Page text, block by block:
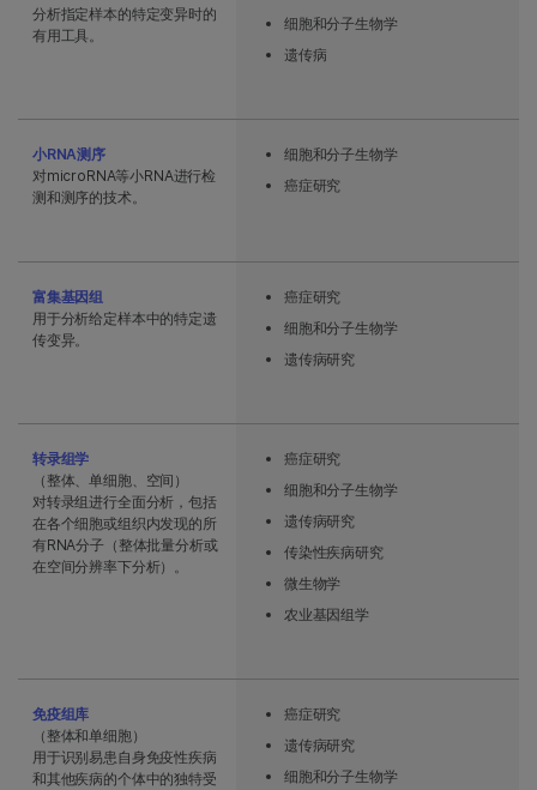
分析指定样本的特定变异时的
有用工具。
细胞和分子生物学
遗传病
小RNA测序
对microRNA等小RNA进行检
测和测序的技术。
细胞和分子生物学
癌症研究
富集基因组
用于分析给定样本中的特定遗
传变异。
癌症研究
细胞和分子生物学
遗传病研究
转录组学
（整体、单细胞、空间）
对转录组进行全面分析，包括
在各个细胞或组织内发现的所
有RNA分子（整体批量分析或
在空间分辨率下分析）。
癌症研究
细胞和分子生物学
遗传病研究
传染性疾病研究
微生物学
农业基因组学
免疫组库
（整体和单细胞）
用于识别易患自身免疫性疾病
和其他疾病的个体中的独特受
癌症研究
遗传病研究
细胞和分子生物学